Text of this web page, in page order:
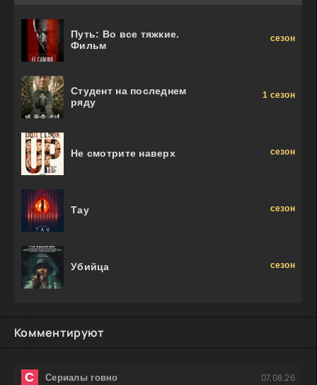
Путь: Во все тяжкие.
Фильм
сезон
Студент на последнем
ряду
1 сезон
Не смотрите наверх сезон
Тау сезон
Убийца сезон
Комментируют
С Сериалы говно 07.08.26